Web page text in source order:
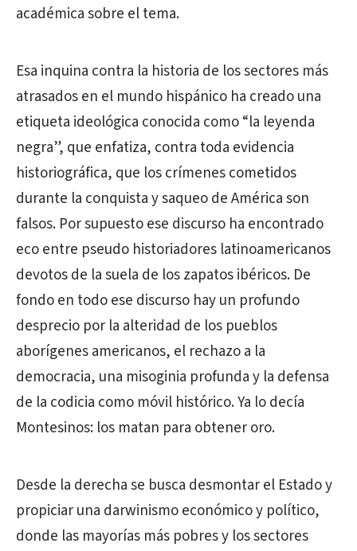
académica sobre el tema.
Esa inquina contra la historia de los sectores más
atrasados en el mundo hispánico ha creado una
etiqueta ideológica conocida como “la leyenda
negra”, que enfatiza, contra toda evidencia
historiográfica, que los crímenes cometidos
durante la conquista y saqueo de América son
falsos. Por supuesto ese discurso ha encontrado
eco entre pseudo historiadores latinoamericanos
devotos de la suela de los zapatos ibéricos. De
fondo en todo ese discurso hay un profundo
desprecio por la alteridad de los pueblos
aborígenes americanos, el rechazo a la
democracia, una misoginia profunda y la defensa
de la codicia como móvil histórico. Ya lo decía
Montesinos: los matan para obtener oro.
Desde la derecha se busca desmontar el Estado y
propiciar una darwinismo económico y político,
donde las mayorías más pobres y los sectores